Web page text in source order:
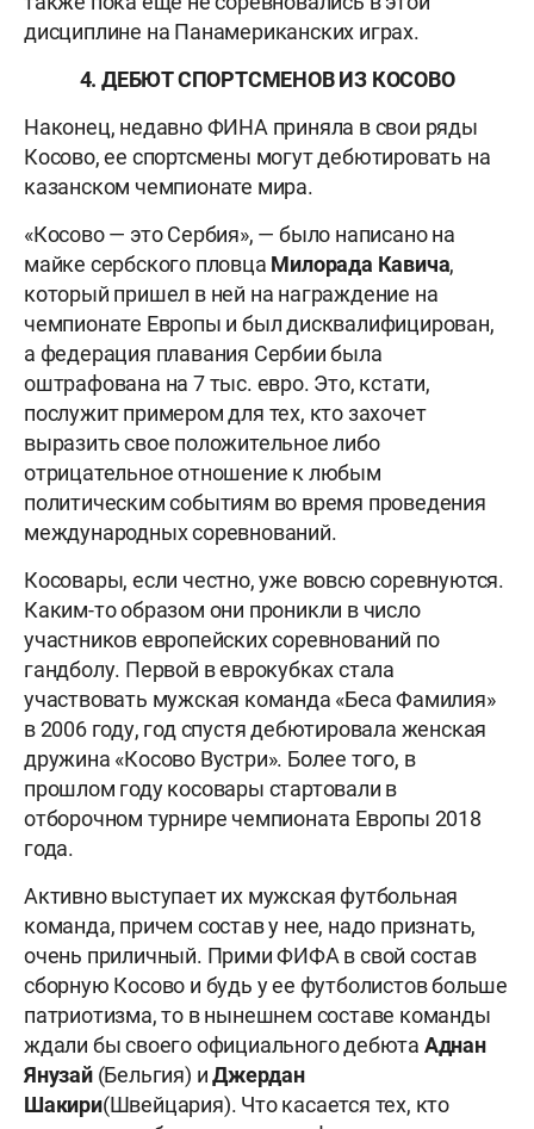
дисциплине на Панамериканских играх.
4. ДЕБЮТ СПОРТСМЕНОВ ИЗ КОСОВО
Наконец, недавно ФИНА приняла в свои ряды
Косово, ее спортсмены могут дебютировать на
казанском чемпионате мира.
«Косово — это Сербия», — было написано на
майке сербского пловца Милорада Кавича,
который пришел в ней на награждение на
чемпионате Европы и был дисквалифицирован,
а федерация плавания Сербии была
оштрафована на 7 тыс. евро. Это, кстати,
послужит примером для тех, кто захочет
выразить свое положительное либо
отрицательное отношение к любым
политическим событиям во время проведения
международных соревнований.
Косовары, если честно, уже вовсю соревнуются.
Каким-то образом они проникли в число
участников европейских соревнований по
гандболу. Первой в еврокубках стала
участвовать мужская команда «Беса Фамилия»
в 2006 году, год спустя дебютировала женская
дружина «Косово Вустри». Более того, в
прошлом году косовары стартовали в
отборочном турнире чемпионата Европы 2018
года.
Активно выступает их мужская футбольная
команда, причем состав у нее, надо признать,
очень приличный. Прими ФИФА в свой состав
сборную Косово и будь у ее футболистов больше
патриотизма, то в нынешнем составе команды
ждали бы своего официального дебюта Аднан
Янузай(Бельгия) иДжердан
Шакири(Швейцария). Что касается тех, кто